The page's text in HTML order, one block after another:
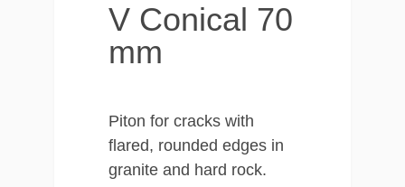
V Conical 70
mm
Piton for cracks with
flared, rounded edges in
granite and hard rock.